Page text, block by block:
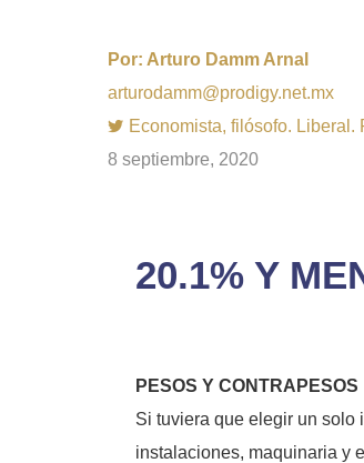
Por: Arturo Damm Arnal
arturodamm@prodigy.net.mx
Economista, filósofo.
8 septiembre, 2020
20.1% Y
PESOS Y CONTRAPESOS
Si tuviera que elegir un solo
instalaciones, maquinaria y